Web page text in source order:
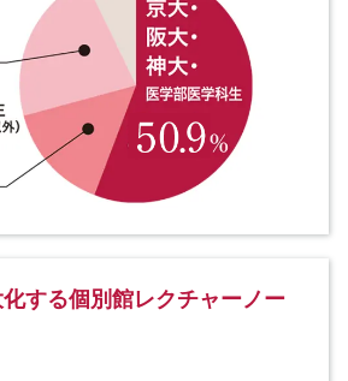
する個別館レクチャーノー